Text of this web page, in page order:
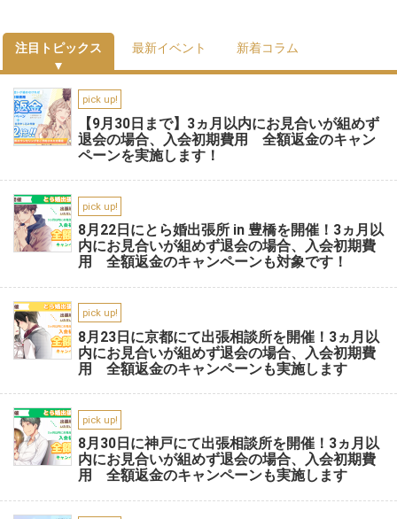
注目トピックス 最新イベント 新着コラム
pick up!
【9月30日まで】3ヵ月以内にお見合いが組めず
退会の場合、入会初期費用 全額返金のキャン
ペーンを実施します！
pick up!
8月22日にとら婚出張所 in 豊橋を開催！3ヵ月以
内にお見合いが組めず退会の場合、入会初期費
用 全額返金のキャンペーンも対象です！
pick up!
8月23日に京都にて出張相談所を開催！3ヵ月以
内にお見合いが組めず退会の場合、入会初期費
用 全額返金のキャンペーンも実施します
pick up!
8月30日に神戸にて出張相談所を開催！3ヵ月以
内にお見合いが組めず退会の場合、入会初期費
用 全額返金のキャンペーンも実施します